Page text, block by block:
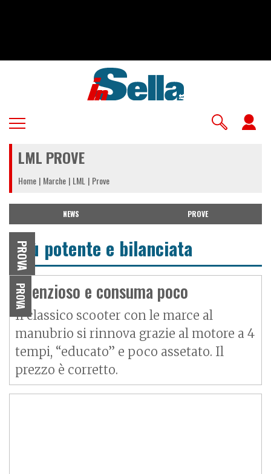
LML PROVE
Home Marche LML Prove
NEWS PROVE
PROVA
Più potente e bilanciata
PROVA
Silenzioso e consuma poco
Il classico scooter con le marce al
manubrio si rinnova grazie al motore a 4
tempi, “educato” e poco assetato. Il
prezzo è corretto.